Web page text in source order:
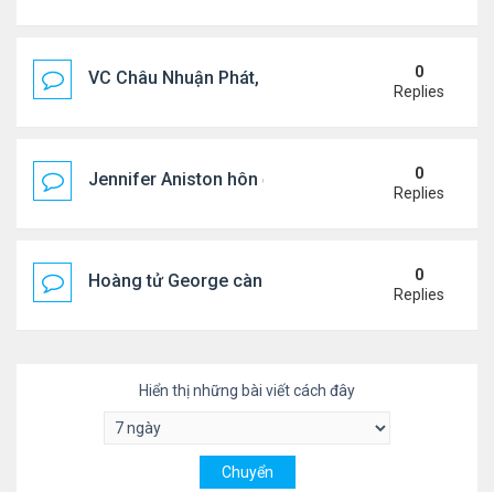
VC Châu Nhuận Phát, Lưu Gia Linh viếng vợ cũ ..
0
Replies
Jennifer Aniston hôn đắm đuối bạn trai trên du
0
Replies
Hoàng tử George càng lớn càng điển trai0
Replies
Hiển thị những bài viết cách đây